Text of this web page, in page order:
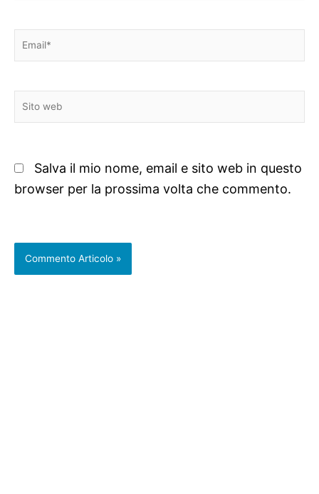
Email*
Sito
web
Salva il mio nome, email e sito web in questo
browser per la prossima volta che commento.